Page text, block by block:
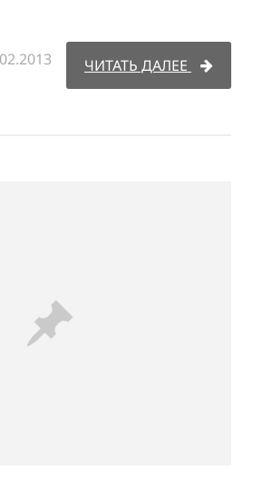
ЧИТАТЬ ДАЛЕЕ